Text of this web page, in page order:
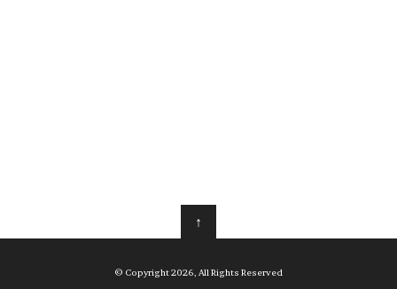
↑
© Copyright 2026, All Rights Reserved